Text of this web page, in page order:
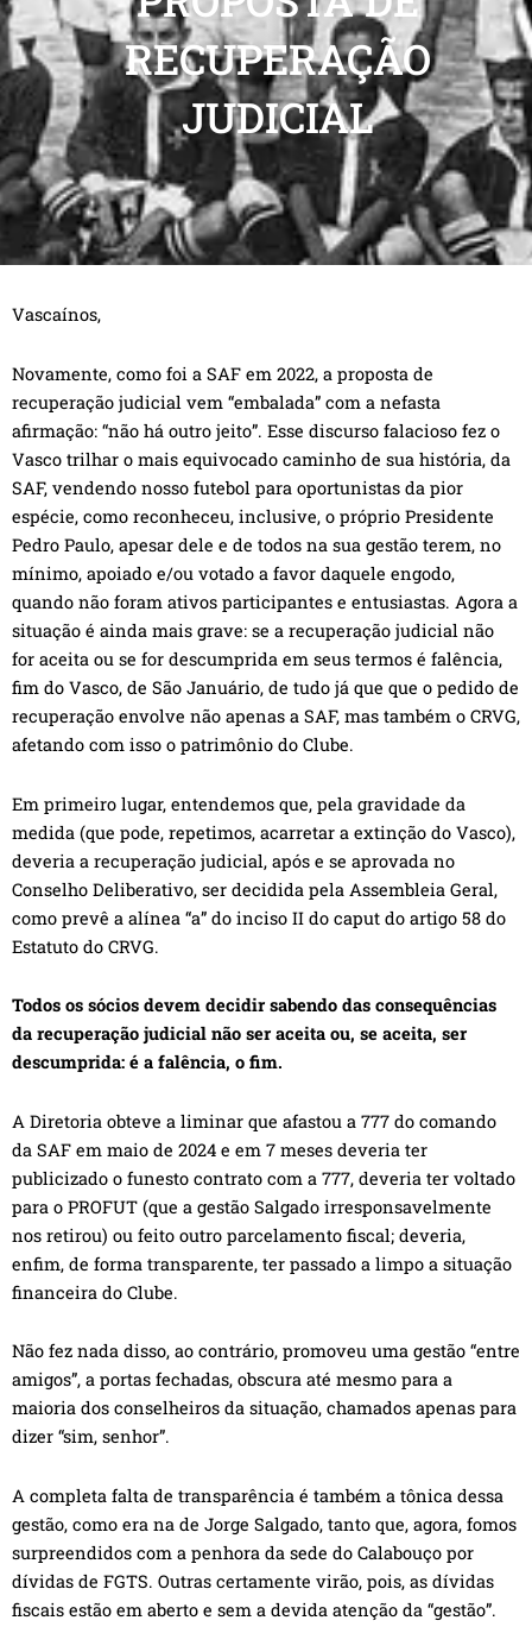
RECUPERAÇÃO
JUDICIAL
Vascaínos,
Novamente, como foi a SAF em 2022, a proposta de
recuperação judicial vem “embalada” com a nefasta
afirmação: “não há outro jeito”. Esse discurso falacioso fez o
Vasco trilhar o mais equivocado caminho de sua história, da
SAF, vendendo nosso futebol para oportunistas da pior
espécie, como reconheceu, inclusive, o próprio Presidente
Pedro Paulo, apesar dele e de todos na sua gestão terem, no
mínimo, apoiado e/ou votado a favor daquele engodo,
quando não foram ativos participantes e entusiastas. Agora a
situação é ainda mais grave: se a recuperação judicial não
for aceita ou se for descumprida em seus termos é falência,
fim do Vasco, de São Januário, de tudo já que que o pedido de
recuperação envolve não apenas a SAF, mas também o CRVG,
afetando com isso o patrimônio do Clube.
Em primeiro lugar, entendemos que, pela gravidade da
medida (que pode, repetimos, acarretar a extinção do Vasco),
deveria a recuperação judicial, após e se aprovada no
Conselho Deliberativo, ser decidida pela Assembleia Geral,
como prevê a alínea “a” do inciso II do caput do artigo 58 do
Estatuto do CRVG.
Todos os sócios devem decidir sabendo das consequências
da recuperação judicial não ser aceita ou, se aceita, ser
descumprida: é a falência, o fim.
A Diretoria obteve a liminar que afastou a 777 do comando
da SAF em maio de 2024 e em 7 meses deveria ter
publicizado o funesto contrato com a 777, deveria ter voltado
para o PROFUT (que a gestão Salgado irresponsavelmente
nos retirou) ou feito outro parcelamento fiscal; deveria,
enfim, de forma transparente, ter passado a limpo a situação
financeira do Clube.
Não fez nada disso, ao contrário, promoveu uma gestão “entre
amigos”, a portas fechadas, obscura até mesmo para a
maioria dos conselheiros da situação, chamados apenas para
dizer “sim, senhor”.
A completa falta de transparência é também a tônica dessa
gestão, como era na de Jorge Salgado, tanto que, agora, fomos
surpreendidos com a penhora da sede do Calabouço por
dívidas de FGTS. Outras certamente virão, pois, as dívidas
fiscais estão em aberto e sem a devida atenção da “gestão”.